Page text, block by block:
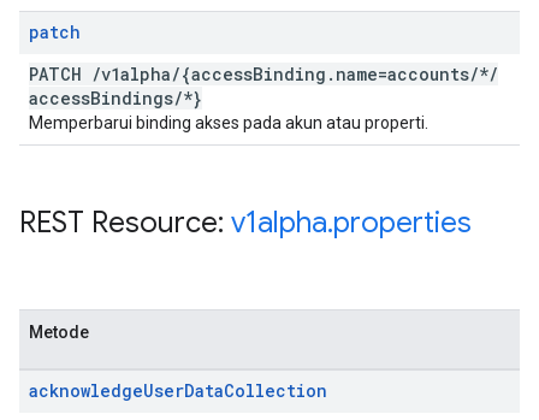
patch
PATCH /v1alpha/{accessBinding . name=accounts/*/
accessBindings/*}
Memperbarui binding akses pada akun atau properti.
REST Resource: v1alpha.properties
Metode
acknowledgeUserDataCollection